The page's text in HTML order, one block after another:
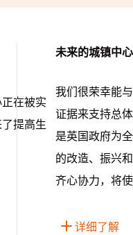
在被实
提高生
未来的城镇中心
我们很荣幸能
证据来支持总
是英国政府为
的改造、振兴
齐心协力，将
详细了解